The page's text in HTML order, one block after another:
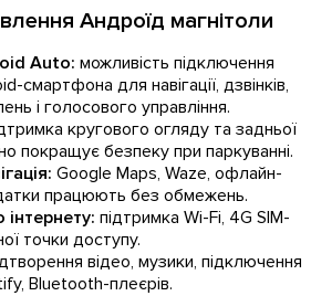
Андроїд магнітоли
Auto: можливість підключення
смартфона для навігації, дзвінків,
і голосового управління.
кругового огляду та задньої
покращує безпеку при паркуванні.
Google Maps, Waze, офлайн-
працюють без обмежень.
підтримка Wi-Fi, 4G SIM-
точки доступу.
відео, музики, підключення
Bluetooth-плеєрів.